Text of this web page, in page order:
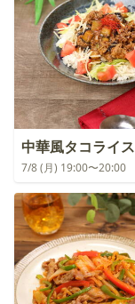
中華風タコライス
7/8 (月) 19:00〜20:00